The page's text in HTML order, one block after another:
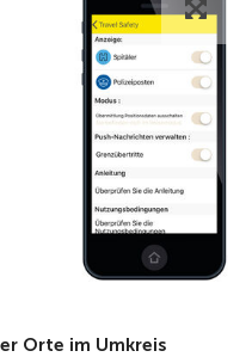
Orte im Umkreis